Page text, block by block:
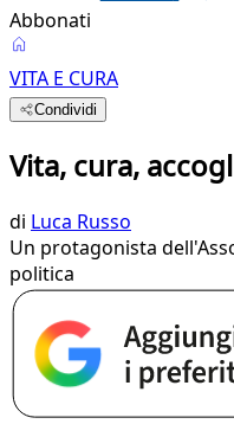
Abbonati
VITA E CURA
Condividi
Vita, cura,
di Luca Russo
Un protagonista
politica